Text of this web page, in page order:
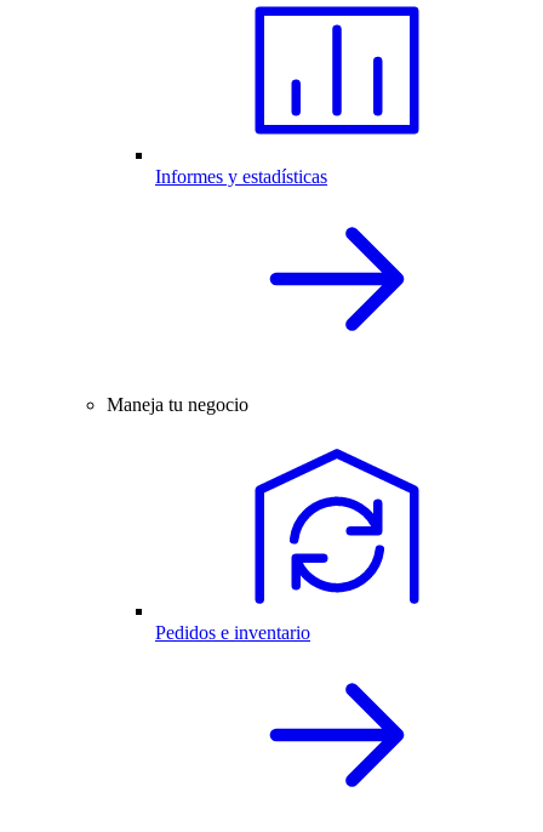
Informes y estadísticas
Maneja tu negocio
Pedidos e inventario